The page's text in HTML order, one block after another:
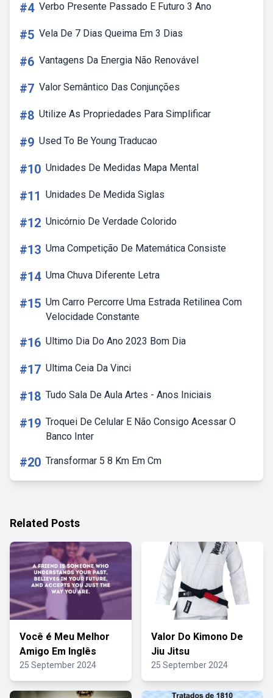
#4 Verbo Presente Passado E Futuro 3 Ano
#5 Vela De 7 Dias Queima Em 3 Dias
#6 Vantagens Da Energia Não Renovável
#7 Valor Semântico Das Conjunções
#8 Utilize As Propriedades Para Simplificar
#9 Used To Be Young Traducao
#10 Unidades De Medidas Mapa Mental
#11 Unidades De Medida Siglas
#12 Unicórnio De Verdade Colorido
#13 Uma Competição De Matemática Consiste
#14 Uma Chuva Diferente Letra
#15 Um Carro Percorre Uma Estrada Retilinea Com
Velocidade Constante
#16 Ultimo Dia Do Ano 2023 Bom Dia
#17 Ultima Ceia Da Vinci
#18 Tudo Sala De Aula Artes - Anos Iniciais
#19 Troquei De Celular E Não Consigo Acessar O
Banco Inter
#20 Transformar 5 8 Km Em Cm
Related Posts
Você é Meu Melhor
Amigo Em Inglês
25 September 2024
Valor Do Kimono De
Jiu Jitsu
25 September 2024